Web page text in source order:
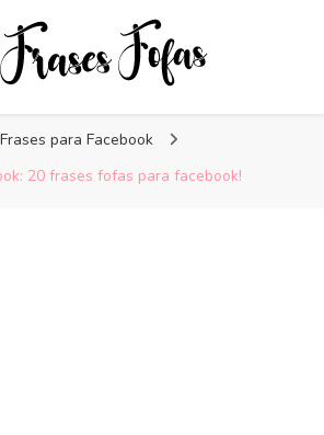
Frases para Facebook
20 frases fofas para facebook!